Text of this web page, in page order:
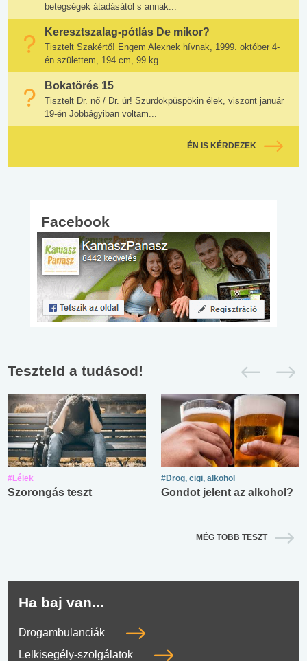
betegségek átadásától s annak...
Keresztszalag-pótlás De mikor?
Tisztelt Szakértő! Engem Alexnek hívnak, 1999. október 4-
én születtem, 194 cm, 99 kg...
Bokatörés 15
Tisztelt Dr. nő / Dr. úr! Szurdokpüspökin élek, viszont január
19-én Jobbágyiban voltam...
ÉN IS KÉRDEZEK
Facebook
Teszteld a tudásod!
#Lélek
Szorongás teszt
#Drog, cigi, alkohol
Gondot jelent az alkohol?
MÉG TÖBB TESZT
Ha baj van...
Drogambulanciák
Lelkisegély-szolgálatok